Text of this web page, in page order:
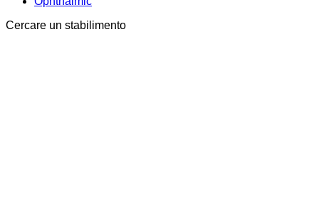
Cercare un stabilimento